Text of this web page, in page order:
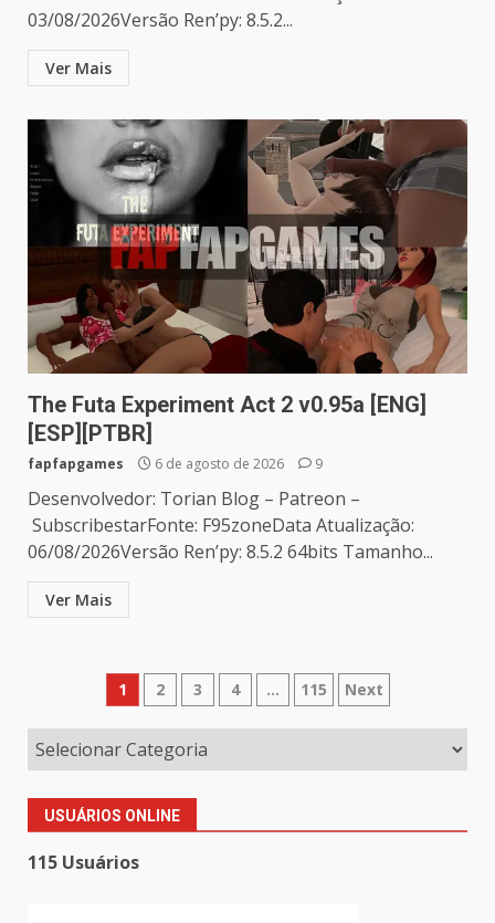
03/08/2026Versão Ren’py: 8.5.2...
Ver Mais
The Futa Experiment Act 2 v0.95a [ENG]
[ESP][PTBR]
fapfapgames 6 de agosto de 2026 9
Desenvolvedor: Torian Blog – Patreon –
SubscribestarFonte: F95zoneData Atualização:
06/08/2026Versão Ren’py: 8.5.2 64bits Tamanho...
Ver Mais
Paginação
de
posts
1 2 3 4 … 115 Next
USUÁRIOS ONLINE
115 Usuários